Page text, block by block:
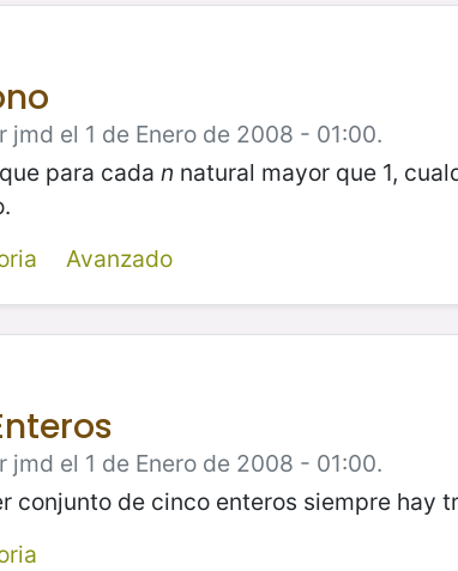
jmd el 1 de Enero de 2008 - 01:00.
para cada n natural mayor que 1,
Avanzado
jmd el 1 de Enero de 2008 - 01:00.
conjunto de cinco enteros siempre hay